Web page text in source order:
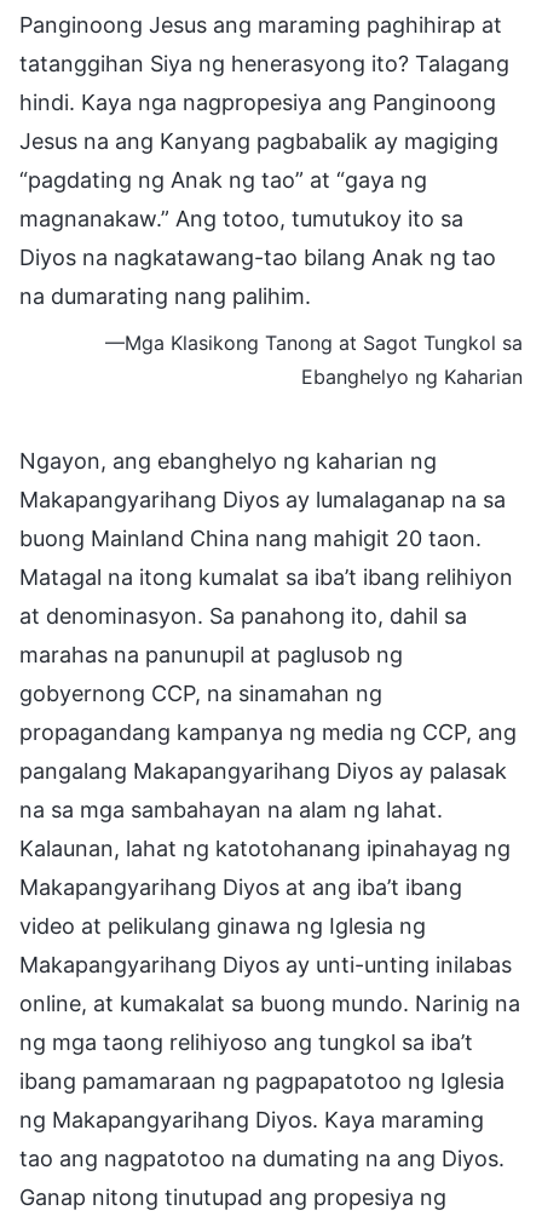
Panginoong Jesus ang maraming paghihirap at
tatanggihan Siya ng henerasyong ito? Talagang
hindi. Kaya nga nagpropesiya ang Panginoong
Jesus na ang Kanyang pagbabalik ay magiging
“pagdating ng Anak ng tao” at “gaya ng
magnanakaw.” Ang totoo, tumutukoy ito sa
Diyos na nagkatawang-tao bilang Anak ng tao
na dumarating nang palihim.
—Mga Klasikong Tanong at Sagot Tungkol sa
Ebanghelyo ng Kaharian
Ngayon, ang ebanghelyo ng kaharian ng
Makapangyarihang Diyos ay lumalaganap na sa
buong Mainland China nang mahigit 20 taon.
Matagal na itong kumalat sa iba’t ibang relihiyon
at denominasyon. Sa panahong ito, dahil sa
marahas na panunupil at paglusob ng
gobyernong CCP, na sinamahan ng
propagandang kampanya ng media ng CCP, ang
pangalang Makapangyarihang Diyos ay palasak
na sa mga sambahayan na alam ng lahat.
Kalaunan, lahat ng katotohanang ipinahayag ng
Makapangyarihang Diyos at ang iba’t ibang
video at pelikulang ginawa ng Iglesia ng
Makapangyarihang Diyos ay unti-unting inilabas
online, at kumakalat sa buong mundo. Narinig na
ng mga taong relihiyoso ang tungkol sa iba’t
ibang pamamaraan ng pagpapatotoo ng Iglesia
ng Makapangyarihang Diyos. Kaya maraming
tao ang nagpatotoo na dumating na ang Diyos.
Ganap nitong tinutupad ang propesiya ng